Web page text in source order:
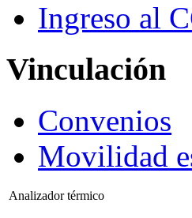
Ingreso al
Vinculación
Convenios
Movilidad
Analizador térmico